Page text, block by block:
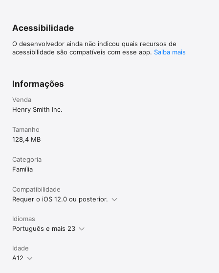
Acessibilidade
O desenvolvedor ainda não indicou quais recursos de
acessibilidade são compatíveis com esse app. Saiba mais
Informações
Venda
Henry Smith Inc.
Tamanho
128,4 MB
Categoria
Família
Compatibilidade
Requer o iOS 12.0 ou posterior.
Idiomas
Português e mais 23
Idade
A12